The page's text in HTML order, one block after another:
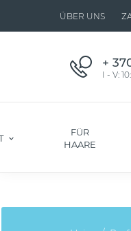
ÜBER UNS
+
I - V:
FÜR
HAARE